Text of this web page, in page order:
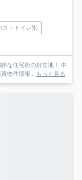
ス・トイレ別
住宅街の好立地！ 中
物件情報... もっと見る